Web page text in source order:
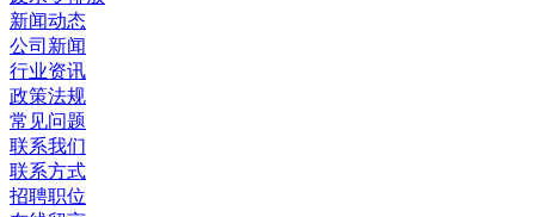
新闻动态
公司新闻
行业资讯
政策法规
常见问题
联系我们
联系方式
招聘职位